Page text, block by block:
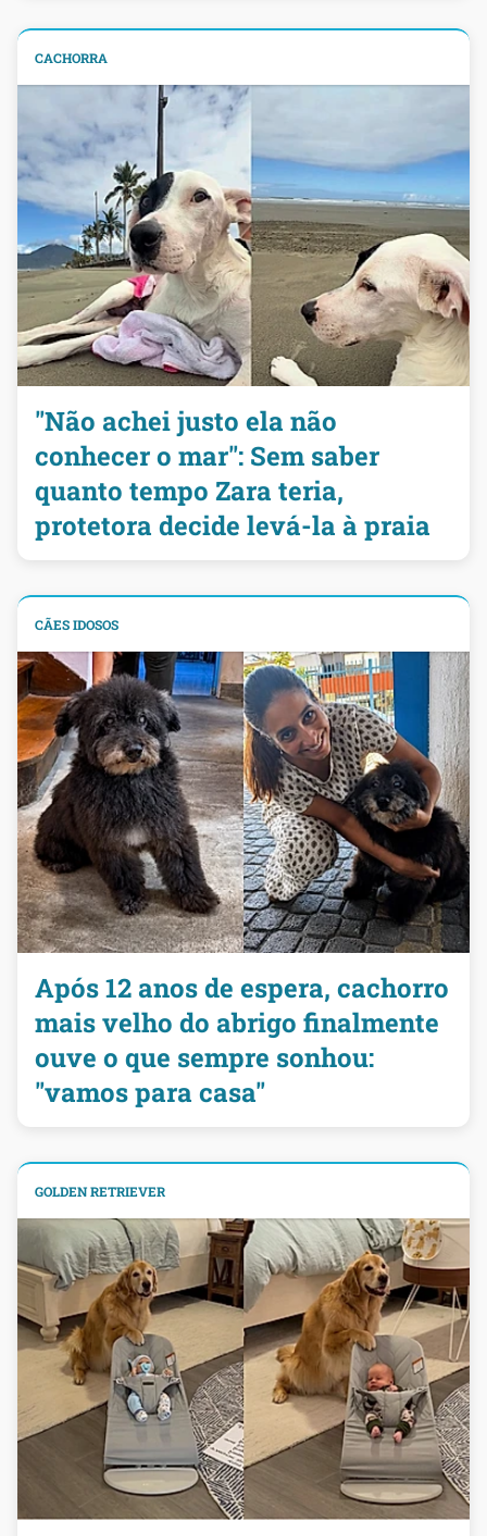
CACHORRA
"Não achei justo ela não
conhecer o mar": Sem saber
quanto tempo Zara teria,
protetora decide levá-la à praia
CÃES IDOSOS
Após 12 anos de espera, cachorro
mais velho do abrigo finalmente
ouve o que sempre sonhou:
"vamos para casa"
GOLDEN RETRIEVER